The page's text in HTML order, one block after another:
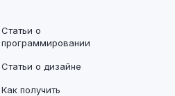
Статьи о
программировании
Статьи о дизайне
Как получить